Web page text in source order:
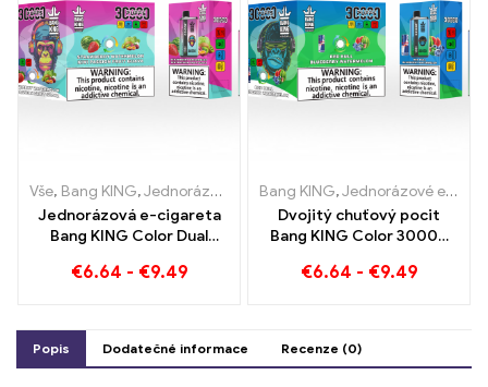
Vše, Bang KING,Jednorázové e-cigarety Litva ,Jednorázové e-
Jednorázová e-cigareta
Bang KING Color Dual
chuti s jahodovým
€6.64 - €9.49
Bang KING,Jednorázové e-cigarety
Dvojitý chuťový pocit
Bang KING Color 30000
Meloun 30000
€6.64 - €9.49
Popis Dodatečné informace Recenze (0)